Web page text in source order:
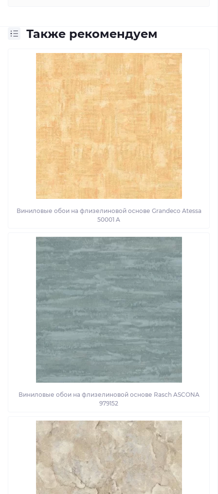
Также рекомендуем
Виниловые обои на флизелиновой основе Grandeco Atessa
50001 A
Виниловые обои на флизелиновой основе Rasch ASCONA
979152